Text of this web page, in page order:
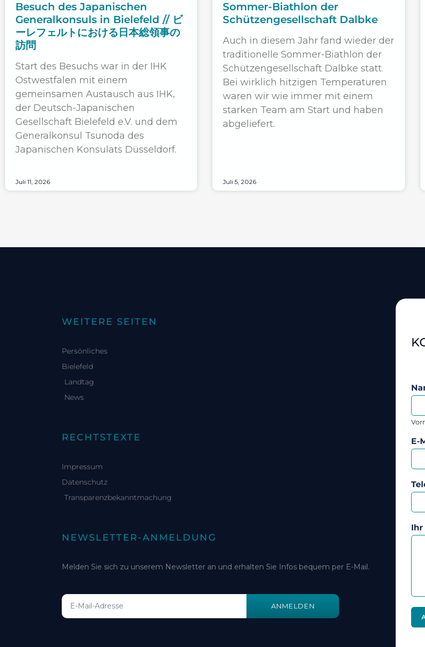
Besuch des Japanischen
Generalkonsuls in Bielefeld // ビ
ーレフェルトにおける日本総領事の
訪問
Start des Besuchs war in der IHK
Ostwestfalen mit einem
gemeinsamen Austausch aus IHK,
der Deutsch-Japanischen
Gesellschaft Bielefeld e.V. und dem
Generalkonsul Tsunoda des
Japanischen Konsulats Düsseldorf.
Juli 11, 2026
Sommer-Biathlon der
Schützengesellschaft Dalbke
Auch in diesem Jahr fand wieder der
traditionelle Sommer-Biathlon der
Schützengesellschaft Dalbke statt.
Bei wirklich hitzigen Temperaturen
waren wir wie immer mit einem
starken Team am Start und haben
abgeliefert.
Juli 5, 2026
WEITERE SEITEN
Persönliches
Bielefeld
Landtag
News
RECHTSTEXTE
Impressum
Datenschutz
Transparenzbekanntmachung
NEWSLETTER-ANMELDUNG
Melden Sie sich zu unserem Newsletter an und erhalten Sie Infos bequem per E-Mail.
ANMELDEN
E-
Ihr